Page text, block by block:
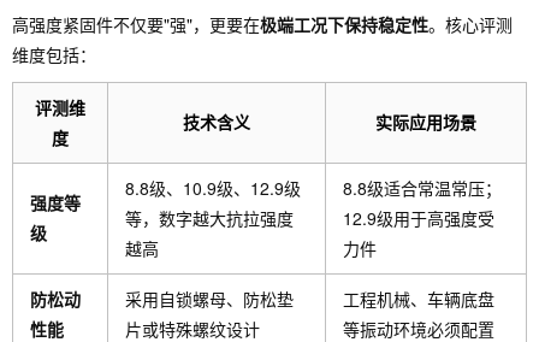
高强度紧固件不仅要"强"，更要在极端工况下保持稳定性。核心评测
维度包括：
评测维
度
技术含义 实际应用场景
强度等
级
8.8级、10.9级、12.9级
等，数字越大抗拉强度
越高
8.8级适合常温常压；
12.9级用于高强度受
力件
防松动
性能
采用自锁螺母、防松垫
片或特殊螺纹设计
工程机械、车辆底盘
等振动环境必须配置